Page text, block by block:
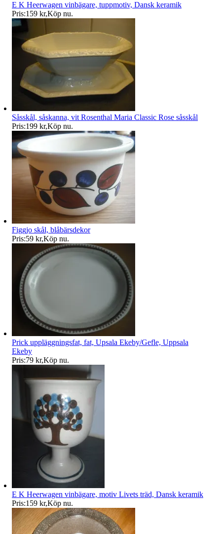
E K Heerwagen vinbägare, tuppmotiv, Dansk keramik
Pris:159 kr,Köp nu.
Såsskål, såskanna, vit Rosenthal Maria Classic Rose såsskål
Pris:199 kr,Köp nu.
Figgjo skål, blåbärsdekor
Pris:59 kr,Köp nu.
Prick uppläggningsfat, fat, Upsala Ekeby/Gefle, Uppsala
Ekeby
Pris:79 kr,Köp nu.
E K Heerwagen vinbägare, motiv Livets träd, Dansk keramik
Pris:159 kr,Köp nu.